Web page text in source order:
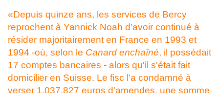
«Depuis quinze ans, les services de Bercy
reprochent à Yannick Noah d'avoir continué à
résider majoritairement en France en 1993 et
1994 -où, selon le Canard enchaîné, il possédait
17 comptes bancaires - alors qu'il s'était fait
domicilier en Suisse. Le fisc l'a condamné à
verser 1.037.827 euros d'amendes, une somme